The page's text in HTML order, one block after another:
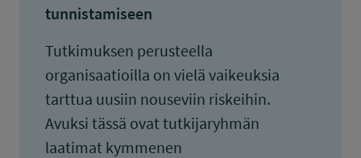
tunnistamiseen
Tutkimuksen perusteella
organisaatioilla on vielä vaikeuksia
tarttua uusiin nouseviin riskeihin.
Avuksi tässä ovat tutkijaryhmän
laatimat kymmenen